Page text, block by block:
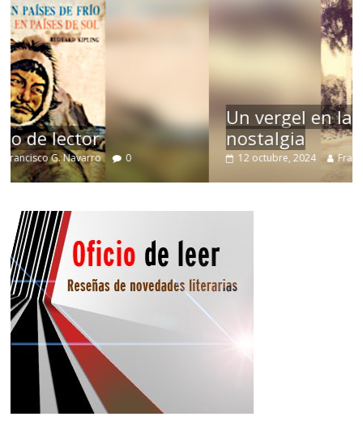
Un vergel en las nieblas de la
nostalgia
12 octubre, 2024 Francisco G. Navarro 0